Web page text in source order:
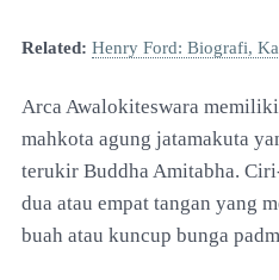
Related: Henry Ford: Biografi,
Arca Awalokiteswara
mahkota agung jatamakuta
terukir Buddha Amitabha.
dua atau empat tangan yang
buah atau kuncup bunga